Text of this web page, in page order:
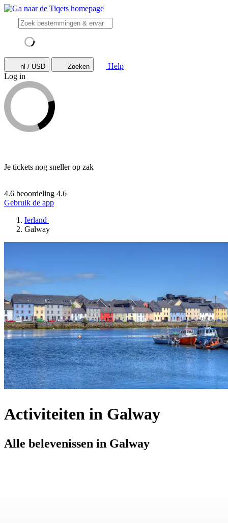
nl / USD Zoeken
Help
Log in
Je tickets nog sneller op zak
4.6 beoordeling 4.6
Gebruik de app
Ierland
Galway
Activiteiten in Galway
Alle belevenissen in Galway